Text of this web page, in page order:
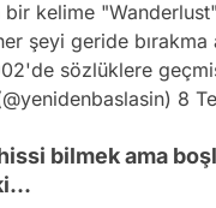
kelime
şeyi geride bırakma
sözlüklere
8
hissi bilmek ama